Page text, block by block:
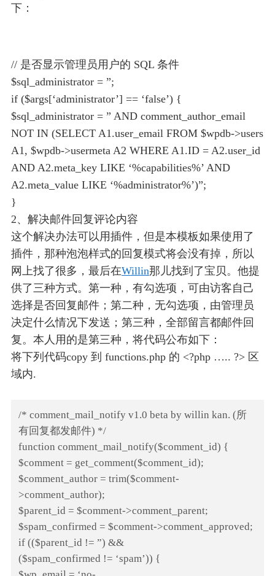
下：
// 是否显示管理员用户的 SQL 条件
$sql_administrator = ”;
if ($args[‘administrator’] == ‘false’) {
$sql_administrator = ” AND comment_author_email
NOT IN (SELECT A1.user_email FROM $wpdb->users
A1, $wpdb->usermeta A2 WHERE A1.ID = A2.user_id
AND A2.meta_key LIKE ‘%capabilities%’ AND
A2.meta_value LIKE ‘%administrator%’)”;
}
2、解决邮件回复评论内容
这个解决办法可以用插件，但是本模板如果使用了
插件，那种泡泡样式的回复模式将会没有掉，所以
网上找了很多，最后在Willin那儿找到了宝贝。他提
供了三种方式。第一种，有勾选项，可由访客自己
选择是否回复邮件；第二种，无勾选项，由管理员
决定什么情况下发送；第三种，全部留言都邮件回
复。本人用的是第三种，将代码公布如下：
将下列代码copy 到 functions.php 的 <?php ….. ?> 区
域内.
/* comment_mail_notify v1.0 beta by willin kan. (所
有回复都发邮件) */
function comment_mail_notify($comment_id) {
$comment = get_comment($comment_id);
$comment_author = trim($comment-
>comment_author);
$parent_id = $comment->comment_parent;
$spam_confirmed = $comment->comment_approved;
if (($parent_id != ”) &&
($spam_confirmed != ‘spam’)) {